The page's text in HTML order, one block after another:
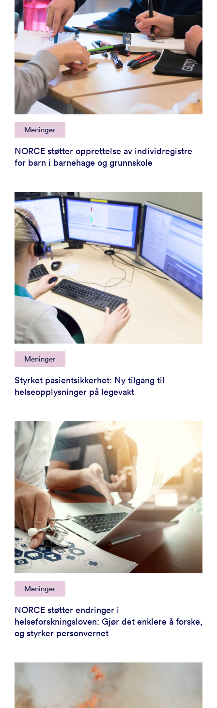
Meninger
NORCE støtter opprettelse av individregistre
for barn i barnehage og grunnskole
Meninger
Styrket pasientsikkerhet: Ny tilgang til
helseopplysninger på legevakt
Meninger
NORCE støtter endringer i
helseforskningsloven: Gjør det enklere å forske,
og styrker personvernet